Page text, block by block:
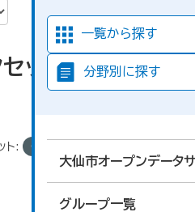
一覧から探す
分野別に探す
大仙市オープンデータ
グループ一覧
ットが見つか
ト: CSV